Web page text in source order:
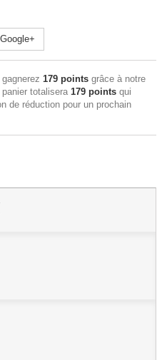
Google+
179 points grâce à notre
totalisera 179 points qui
de réduction pour un prochain